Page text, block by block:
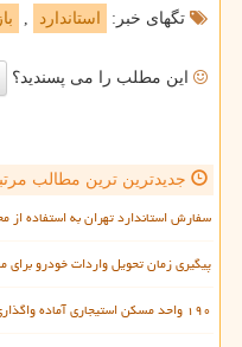
تگهای خبر: استاندارد ,
این مطلب را می پسندید؟
جدیدترین ترین مطالب
سفارش استاندارد تهران به استفاده از
پیگیری زمان تحویل واردات خودرو برای
۱۹۰ واحد مسکن استیجاری آماده واگذاری به زوج های جوان است